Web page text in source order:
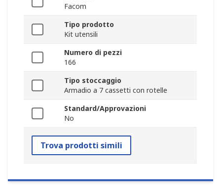
Facom
Tipo prodotto
Kit utensili
Numero di pezzi
166
Tipo stoccaggio
Armadio a 7 cassetti con rotelle
Standard/Approvazioni
No
Trova prodotti simili